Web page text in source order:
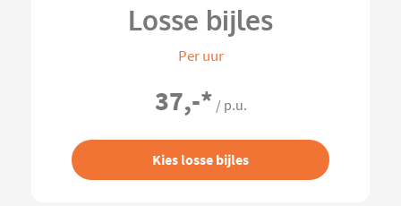
Losse bijles
Per uur
37,-* / p.u.
Kies losse bijles